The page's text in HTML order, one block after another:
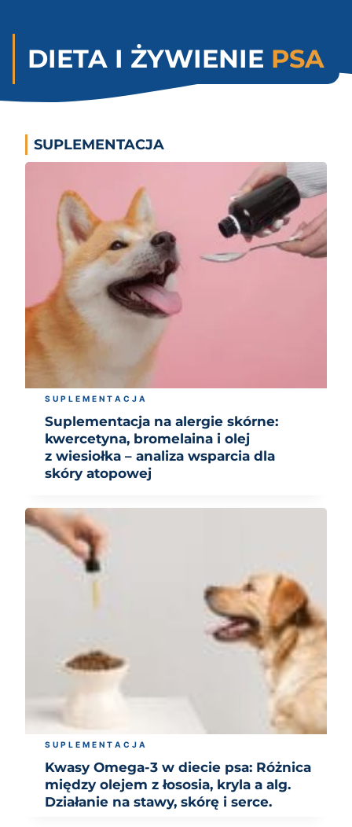
DIETA I ŻYWIENIE PSA
SUPLEMENTACJA
SUPLEMENTACJA
Suplementacja na alergie skórne:
kwercetyna, bromelaina i olej
z wiesiołka – analiza wsparcia dla
skóry atopowej
SUPLEMENTACJA
Kwasy Omega-3 w diecie psa: Różnica
między olejem z łososia, kryla a alg.
Działanie na stawy, skórę i serce.